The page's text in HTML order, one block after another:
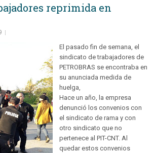
reprimida en
El pasado fin de semana, el
sindicato de trabajadores de
PETROBRAS se encontraba en
su anunciada medida de
huelga,
Hace un año, la empresa
denunció los convenios con
el sindicato de rama y con
otro sindicato que no
pertenece al PIT-CNT. Al
quedar estos convenios